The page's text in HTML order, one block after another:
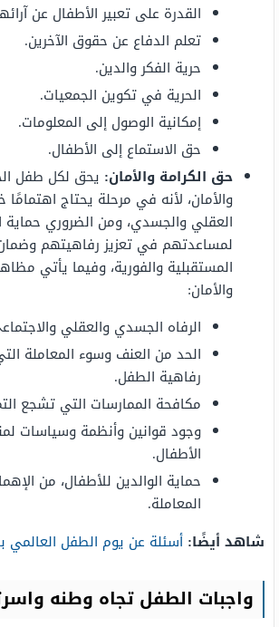
القدرة على تعبير الأطفال عن
تعلم الدفاع عن حقوق الآخرين.
حرية الفكر والدين.
الحرية في تكوين الجمعيات.
إمكانية الوصول إلى المعلومات.
حق الاستماع إلى الأطفال.
حق الكرامة والأمان: يحق لكل طفل
والأمان، لأنه في مرحلة يحتاج
العقلي والجسدي، ومن الضروري حماية
لمساعدتهم في تعزيز رفاهيتهم
المستقبلية والفورية، وفيما يأتي
والأمان:
الرفاه الجسدي والعقلي
الحد من العنف وسوء المعاملة
رفاهية الطفل.
مكافحة الممارسات التي تشجع
وجود قوانين وأنظمة وسياسات
الأطفال.
حماية الوالدين للأطفال، من
المعاملة.
شاهد أيضًا: أسئلة عن يوم الطفل العالمي
واجبات الطفل تجاه وطنه